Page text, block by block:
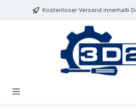
springenKostenloser Versand innerhalb